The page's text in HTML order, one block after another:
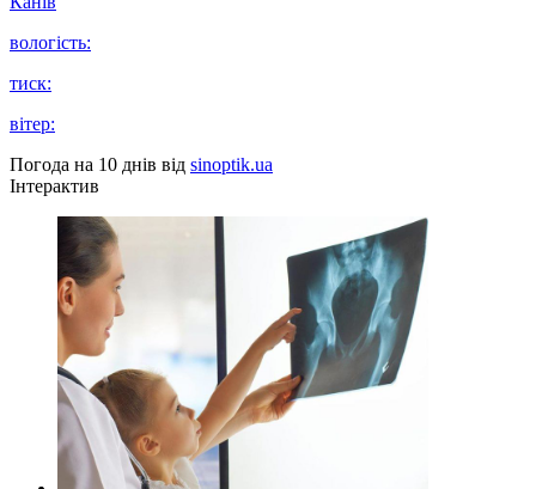
вологість:
тиск:
вітер:
Погода на 10 днів від sinoptik.ua
Інтерактив